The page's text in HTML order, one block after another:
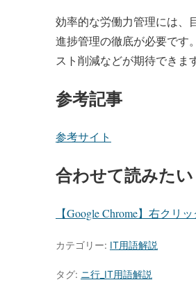
効率的な労働力管理には、
進捗管理の徹底が必要です
スト削減などが期待できます
参考記事
参考サイト
合わせて読みたい
【Google Chrome】右ク
カテゴリー: IT用語解説
タグ: ニ行_IT用語解説